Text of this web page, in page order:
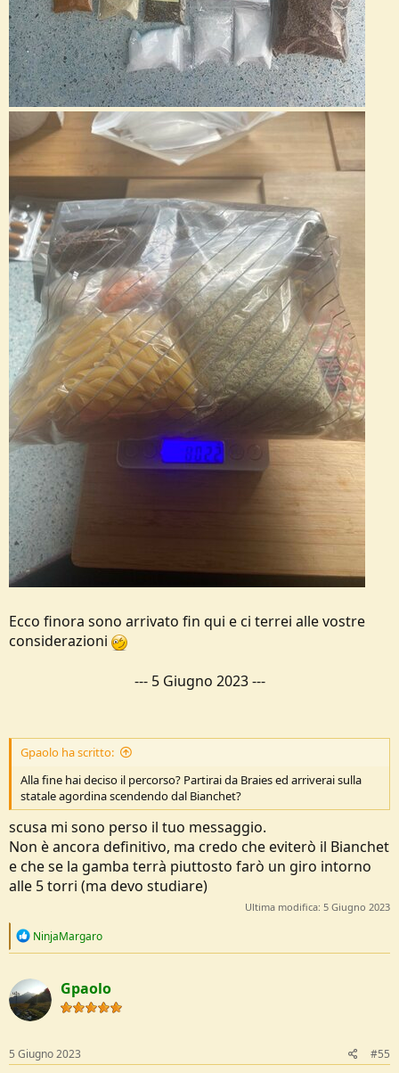
Ecco finora sono arrivato fin qui e ci terrei alle vostre
considerazioni
--- 5 Giugno 2023---
Gpaolo ha scritto:
Alla fine hai deciso il percorso? Partirai da Braies ed arriverai sulla
statale agordina scendendo dal Bianchet?
scusa mi sono perso il tuo messaggio.
Non è ancora definitivo, ma credo che eviterò il Bianchet
e che se la gamba terrà piuttosto farò un giro intorno
alle 5 torri (ma devo studiare)
Ultima modifica: 5 Giugno 2023
R
c
t
i
o
s
:
NinjaMargaro
Gpaolo
5 Giugno 2023 #55